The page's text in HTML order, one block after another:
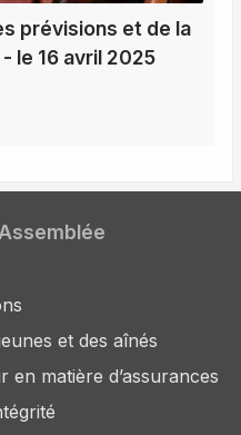
prévisions et de la
le 16 avril 2025
et des aînés
matière d’assurances